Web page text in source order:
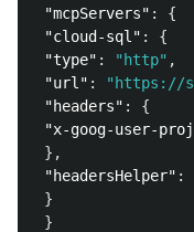
"mcpServers" :
{
"cloud-sql" :
{
"type" : "http" ,
"url" : "https://
"headers" :
{
"x-goog-user-
},
"headersHelper" :
}
}